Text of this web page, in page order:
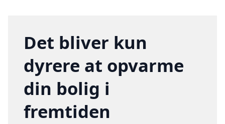
Det bliver kun
dyrere at opvarme
din bolig i
fremtiden